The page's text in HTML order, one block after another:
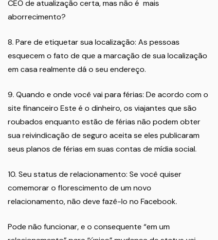
CEO de atualização certa, mas não é mais
aborrecimento?
8. Pare de etiquetar sua localização: As pessoas
esquecem o fato de que a marcação de sua localização
em casa realmente dá o seu endereço.
9. Quando e onde você vai para férias: De acordo com o
site financeiro Este é o dinheiro, os viajantes que são
roubados enquanto estão de férias não podem obter
sua reivindicação de seguro aceita se eles publicaram
seus planos de férias em suas contas de mídia social.
10. Seu status de relacionamento: Se você quiser
comemorar o florescimento de um novo
relacionamento, não deve fazê-lo no Facebook.
Pode não funcionar, e o consequente “em um